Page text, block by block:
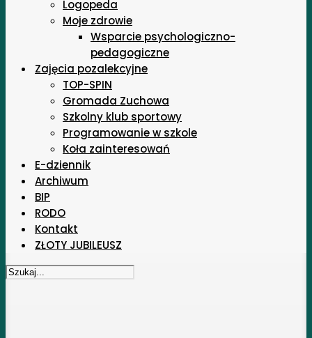
Logopeda
Moje zdrowie
Wsparcie psychologiczno-
pedagogiczne
Zajęcia pozalekcyjne
TOP-SPIN
Gromada Zuchowa
Szkolny klub sportowy
Programowanie w szkole
Koła zainteresowań
E-dziennik
Archiwum
BIP
RODO
Kontakt
ZŁOTY JUBILEUSZ